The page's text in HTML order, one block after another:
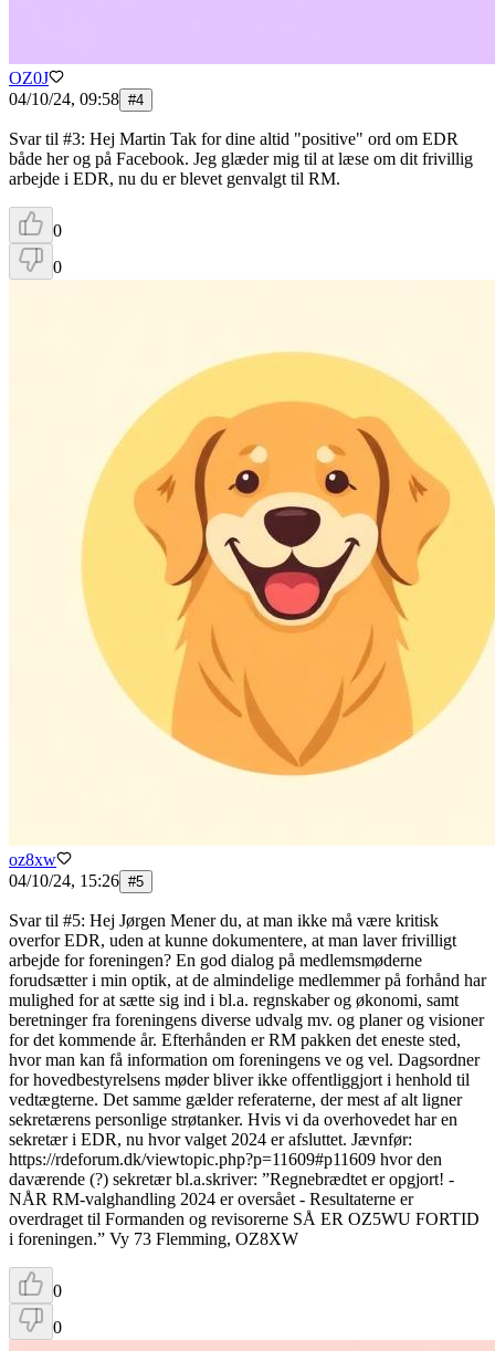
OZ0J
04/10/24, 09:58 #4
Svar til #3: Hej Martin Tak for dine altid "positive" ord om EDR
både her og på Facebook. Jeg glæder mig til at læse om dit frivillig
arbejde i EDR, nu du er blevet genvalgt til RM.
0
0
oz8xw
04/10/24, 15:26 #5
Svar til #5: Hej Jørgen Mener du, at man ikke må være kritisk
overfor EDR, uden at kunne dokumentere, at man laver frivilligt
arbejde for foreningen? En god dialog på medlemsmøderne
forudsætter i min optik, at de almindelige medlemmer på forhånd har
mulighed for at sætte sig ind i bl.a. regnskaber og økonomi, samt
beretninger fra foreningens diverse udvalg mv. og planer og visioner
for det kommende år. Efterhånden er RM pakken det eneste sted,
hvor man kan få information om foreningens ve og vel. Dagsordner
for hovedbestyrelsens møder bliver ikke offentliggjort i henhold til
vedtægterne. Det samme gælder referaterne, der mest af alt ligner
sekretærens personlige strøtanker. Hvis vi da overhovedet har en
sekretær i EDR, nu hvor valget 2024 er afsluttet. Jævnfør:
https://rdeforum.dk/viewtopic.php?p=11609#p11609 hvor den
daværende (?) sekretær bl.a.skriver: ”Regnebrædtet er opgjort! -
NÅR RM-valghandling 2024 er oversået - Resultaterne er
overdraget til Formanden og revisorerne SÅ ER OZ5WU FORTID
i foreningen.” Vy 73 Flemming, OZ8XW
0
0